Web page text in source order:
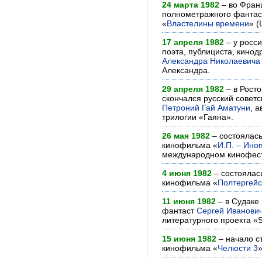
24 марта 1982 – во
полнометражного
«Властелины времени»
17 апреля 1982 – у
поэта, публициста,
Александра
Александра.
29 апреля 1982 – в
скончался русский
Петроний Гай Аматуни ,
трилогии «Гаяна».
26 мая 1982 –
кинофильма «И.П. –
международном
4 июня 1982 –
кинофильма «
11 июня 1982 – в Судаке
фантастСергей
литературного проекта
15 июня 1982 – начало
кинофильма «Челюсти 3